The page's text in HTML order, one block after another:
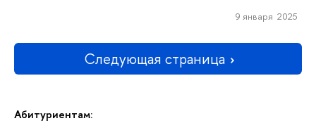
Абитуриентам:
9 января 2025
Следующая страница